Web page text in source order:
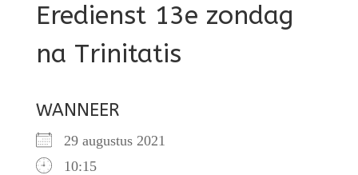
Eredienst 13e zondag
na Trinitatis
WANNEER
29 augustus 2021
10:15